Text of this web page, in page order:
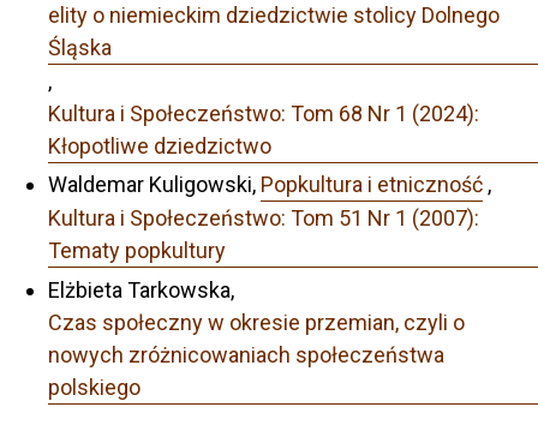
elity o niemieckim dziedzictwie stolicy Dolnego
Śląska
,
Kultura i Społeczeństwo: Tom 68 Nr 1 (2024):
Kłopotliwe dziedzictwo
Waldemar Kuligowski, Popkultura i etniczność ,
Kultura i Społeczeństwo: Tom 51 Nr 1 (2007):
Tematy popkultury
Elżbieta Tarkowska,
Czas społeczny w okresie przemian, czyli o
nowych zróżnicowaniach społeczeństwa
polskiego